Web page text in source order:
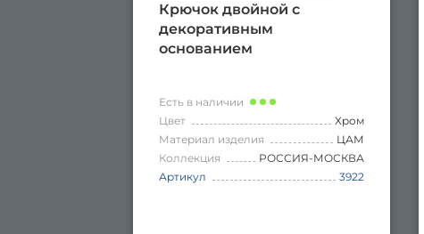
Крючок двойной с
декоративным
основанием
Есть в наличии
Цвет
Хром
Материал изделия
ЦАМ
Коллекция
РОССИЯ-МОСКВА
Артикул
3922